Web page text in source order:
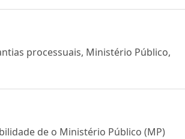
processuais, Ministério Público,
de o Ministério Público (MP)